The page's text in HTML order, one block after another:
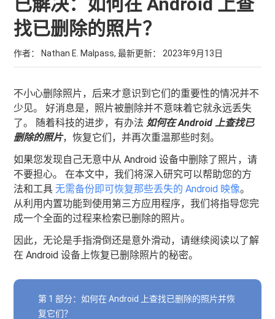
找已删除的照片？
作者： Nathan E. Malpass, 最新更新： 2023年9月13日
不小心删除照片，后来才意识到它们的重要性的情况并不
少见。 好消息是，照片被删除并不意味着它就永远丢失
了。 随着科技的进步，有办法如何在 Android 上查找已
删除的照片，恢复它们，并再次重温那些时刻。
如果您发现自己无意中从 Android 设备中删除了照片，请
不要担心。 在本文中，我们将深入研究可以帮助您的方
法和工具无需备份即可恢复那些丢失的 Android 映像。
从利用内置功能到使用第三方应用程序，我们将指导您完
成一个全面的过程来检索已删除的照片。
因此，无论是手指滑倒还是意外滑动，请继续阅读以了解
在 Android 设备上恢复已删除照片的秘密。
第 1 部分：如何在 Android 上查找已删除的照片并恢
复它们？